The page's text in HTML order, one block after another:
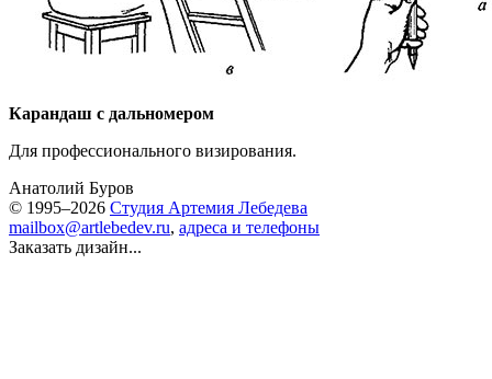
Карандаш с дальномером
Для профессионального визирования.
Анатолий Буров
© 1995–2026 Студия Артемия Лебедева
mailbox@artlebedev.ru, адреса и телефоны
Заказать дизайн...